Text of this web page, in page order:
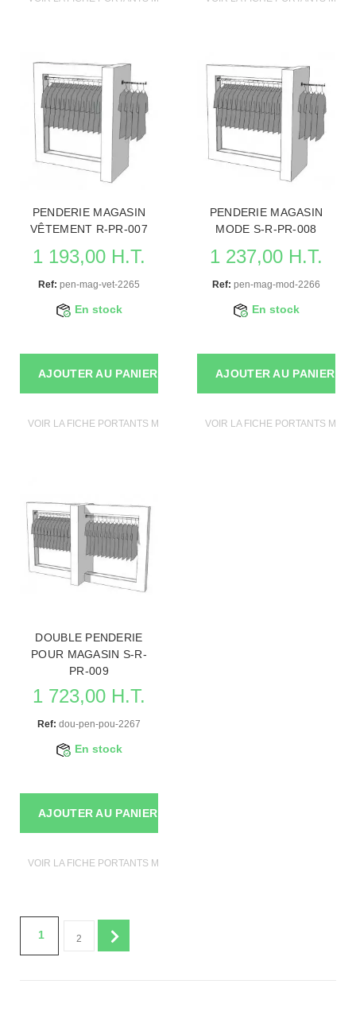
PENDERIE MAGASIN
VÊTEMENT R-PR-007
1 193,00 H.T.
Ref: pen-mag-vet-2265
En stock
AJOUTER AU PANIER
VOIR LA FICHE PORTANTS MAGASIN
PENDERIE MAGASIN
MODE S-R-PR-008
1 237,00 H.T.
Ref: pen-mag-mod-2266
En stock
AJOUTER AU PANIER
VOIR LA FICHE PORTANTS
DOUBLE PENDERIE
POUR MAGASIN S-R-
PR-009
1 723,00 H.T.
Ref: dou-pen-pou-2267
En stock
AJOUTER AU PANIER
VOIR LA FICHE PORTANTS MAGASIN
1 2